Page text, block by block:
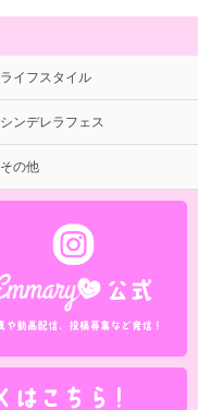
ライフスタイル
シンデレラフェス
その他